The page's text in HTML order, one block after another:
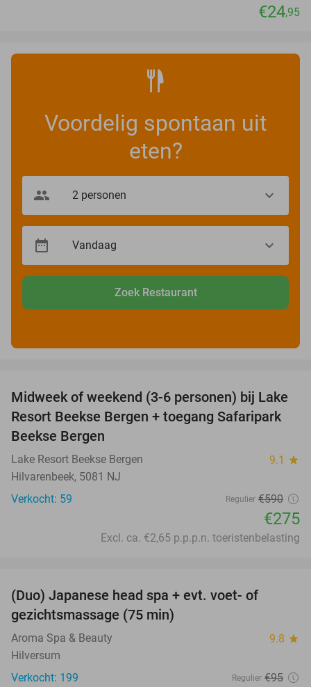
€24,95
Voordelig spontaan uit
eten?
Zoek Restaurant
53%
Midweek of weekend (3-6 personen) bij Lake
Resort Beekse Bergen + toegang Safaripark
Beekse Bergen
Lake Resort Beekse Bergen 9.1 star
Hilvarenbeek, 5081 NJ
Verkocht: 59
Regulier €590
€275
Excl. ca. €2,65 p.p.p.n. toeristenbelasting
(Duo) Japanese head spa + evt. voet- of
gezichtsmassage (75 min)
Aroma Spa & Beauty 9.8 star
Hilversum
Verkocht: 199
Regulier €95